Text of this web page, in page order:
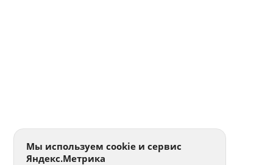
Мы используем cookie и сервис
Яндекс.Метрика